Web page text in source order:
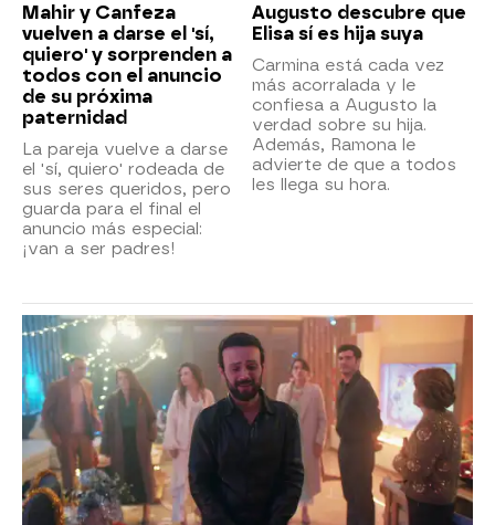
Mahir y Canfeza
vuelven a darse el 'sí,
quiero' y sorprenden a
todos con el anuncio
de su próxima
paternidad
La pareja vuelve a darse
el 'sí, quiero' rodeada de
sus seres queridos, pero
guarda para el final el
anuncio más especial:
¡van a ser padres!
Augusto descubre que
Elisa sí es hija suya
Carmina está cada vez
más acorralada y le
confiesa a Augusto la
verdad sobre su hija.
Además, Ramona le
advierte de que a todos
les llega su hora.